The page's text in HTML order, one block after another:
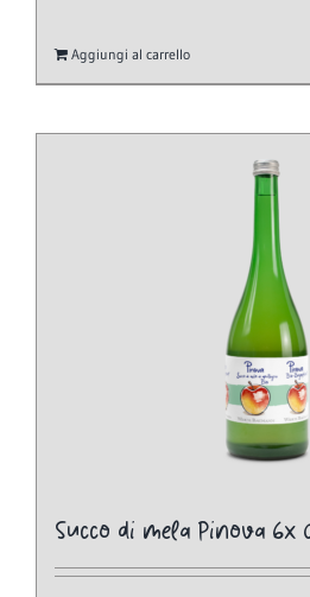
Aggiungi al carrello
Succo di mela Pinova 6x